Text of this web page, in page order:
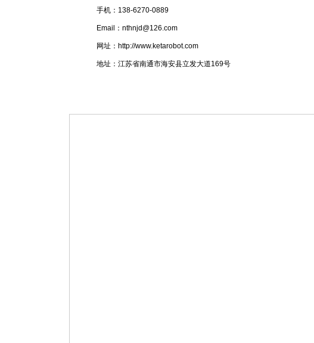
手机：138-6270-0889
Email：nthnjd@126.com
网址：http://www.ketarobot.com
地址：江苏省南通市海安县立发大道169号